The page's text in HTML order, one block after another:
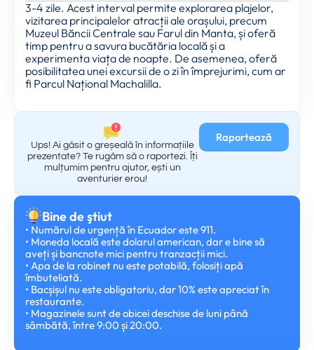
3-4 zile. Acest interval permite explorarea plajelor,
vizitarea principalelor atracții ale orașului, precum
Muzeul Băncii Centrale sau Farul din Manta, și oferă
timp pentru a savura bucătăria locală și a
experimenta viața de noapte. De asemenea, oferă
posibilitatea unei excursii de o zi în împrejurimi, cum ar
fi Parcul Național Machalilla.
Ups! Ai găsit o greșeală în informațiile
prezentate? Te rugăm să o raportezi. Îți
mulțumim pentru ajutor, ești un
aventurier erou!
Raportează
Bine de ştiut
• Numărul de urgență în Ecuador este 911.
• Moneda locală este dolarul american, dar e bine să
aveți și bancnote mici pentru tranzacții mici.
• Apa de la robinet nu este potabilă, folosiți apă
îmbuteliată.
• Bacșișul nu este obligatoriu, dar 10% este apreciat în
restaurante.
• Magazinele sunt de obicei deschise de luni până
sâmbătă, între 9:00 și 20:00.